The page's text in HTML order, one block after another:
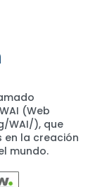
(Web
WAI/), que
en la creación
mundo.